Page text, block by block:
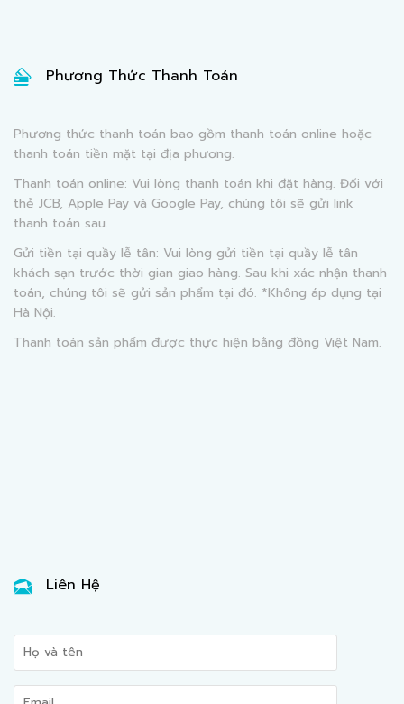
Phương Thức Thanh Toán
Phương thức thanh toán bao gồm thanh toán online hoặc
thanh toán tiền mặt tại địa phương.
Thanh toán online: Vui lòng thanh toán khi đặt hàng. Đối với
thẻ JCB, Apple Pay và Google Pay, chúng tôi sẽ gửi link
thanh toán sau.
Gửi tiền tại quầy lễ tân: Vui lòng gửi tiền tại quầy lễ tân
khách sạn trước thời gian giao hàng. Sau khi xác nhận thanh
toán, chúng tôi sẽ gửi sản phẩm tại đó. *Không áp dụng tại
Hà Nội.
Thanh toán sản phẩm được thực hiện bằng đồng Việt Nam.
Liên Hệ